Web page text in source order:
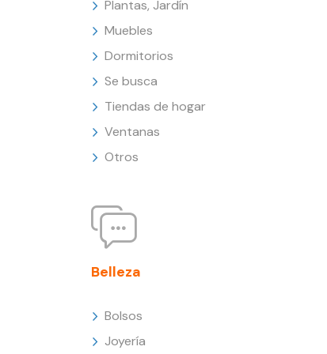
Plantas, Jardín
Muebles
Dormitorios
Se busca
Tiendas de hogar
Ventanas
Otros
Belleza
Bolsos
Joyería